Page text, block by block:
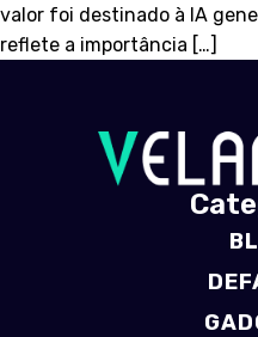
valor foi destinado à IA
reflete a importância […]